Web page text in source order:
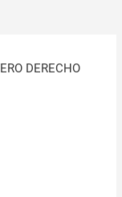
DERECHO